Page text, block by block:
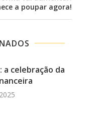
a poupar agora!
a celebração da